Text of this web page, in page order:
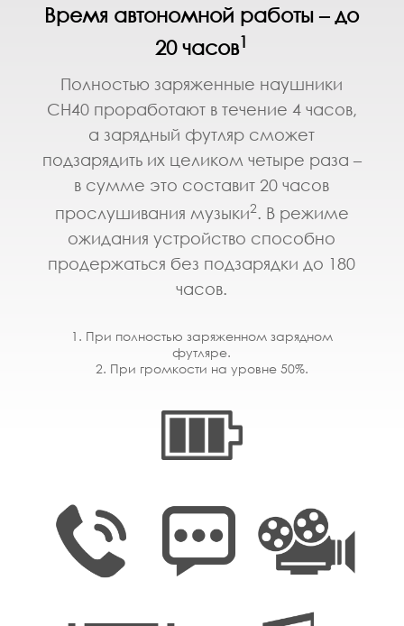
Время автономной работы – до
20 часов1
Полностью заряженные наушники
CH40 проработают в течение 4 часов,
а зарядный футляр сможет
подзарядить их целиком четыре раза –
в сумме это составит 20 часов
прослушивания музыки2. В режиме
ожидания устройство способно
продержаться без подзарядки до 180
часов.
1. При полностью заряженном зарядном
футляре.
2. При громкости на уровне 50%.